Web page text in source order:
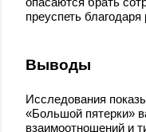
преуспеть благодаря
Выводы
Исследования
«Большой пятерки»
взаимоотношений и